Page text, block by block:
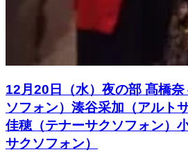
12月20日（水）夜の部 髙橋
ソフォン）湊谷采加（アルト
佳穂（テナーサクソフォン）
サクソフォン）